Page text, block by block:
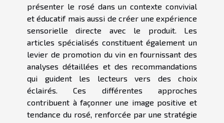
présenter le rosé dans un contexte convivial
et éducatif mais aussi de créer une expérience
sensorielle directe avec le produit. Les
articles spécialisés constituent également un
levier de promotion du vin en fournissant des
analyses détaillées et des recommandations
qui guident les lecteurs vers des choix
éclairés. Ces différentes approches
contribuent à façonner une image positive et
tendance du rosé, renforcée par une stratégie